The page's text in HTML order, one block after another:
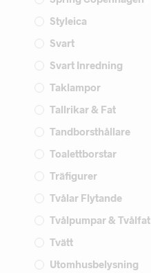
Styleica
Svart
Svart Inredning
Taklampor
Tallrikar & Fat
Tandborsthållare
Toalettborstar
Träfigurer
Tvålar Flytande
Tvålpumpar & Tvålfat
Tvätt
Utomhusbelysning